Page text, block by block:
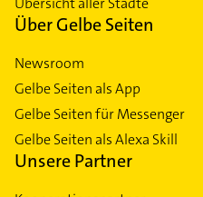
Über Gelbe Seiten
Newsroom
Gelbe Seiten als App
Gelbe Seiten für Messenger
Gelbe Seiten als Alexa Skill
Unsere Partner